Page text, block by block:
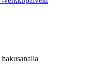
hakusanalla